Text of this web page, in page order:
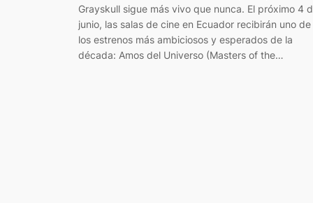
Grayskull sigue más vivo que nunca. El próximo 4
junio, las salas de cine en Ecuador recibirán uno de
los estrenos más ambiciosos y esperados de la
década: Amos del Universo (Masters of the…